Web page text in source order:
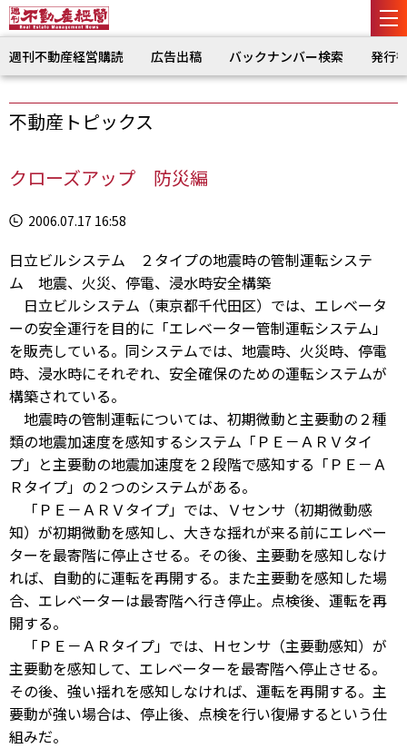
週刊不動産経営購読 広告出稿 バックナンバー検索 発行
不動産トピックス
クローズアップ 防災編
2006.07.17 16:58
日立ビルシステム ２タイプの地震時の管制運転システ
ム 地震、火災、停電、浸水時安全構築
日立ビルシステム（東京都千代田区）では、エレベータ
ーの安全運行を目的に「エレベーター管制運転システム」
を販売している。同システムでは、地震時、火災時、停電
時、浸水時にそれぞれ、安全確保のための運転システムが
構築されている。
地震時の管制運転については、初期微動と主要動の２種
類の地震加速度を感知するシステム「ＰＥ－ＡＲＶタイ
プ」と主要動の地震加速度を２段階で感知する「ＰＥ－Ａ
Ｒタイプ」の２つのシステムがある。
「ＰＥ－ＡＲＶタイプ」では、Ｖセンサ（初期微動感
知）が初期微動を感知し、大きな揺れが来る前にエレベー
ターを最寄階に停止させる。その後、主要動を感知しなけ
れば、自動的に運転を再開する。また主要動を感知した場
合、エレベーターは最寄階へ行き停止。点検後、運転を再
開する。
「ＰＥ－ＡＲタイプ」では、Ｈセンサ（主要動感知）が
主要動を感知して、エレベーターを最寄階へ停止させる。
その後、強い揺れを感知しなければ、運転を再開する。主
要動が強い場合は、停止後、点検を行い復帰するという仕
組みだ。